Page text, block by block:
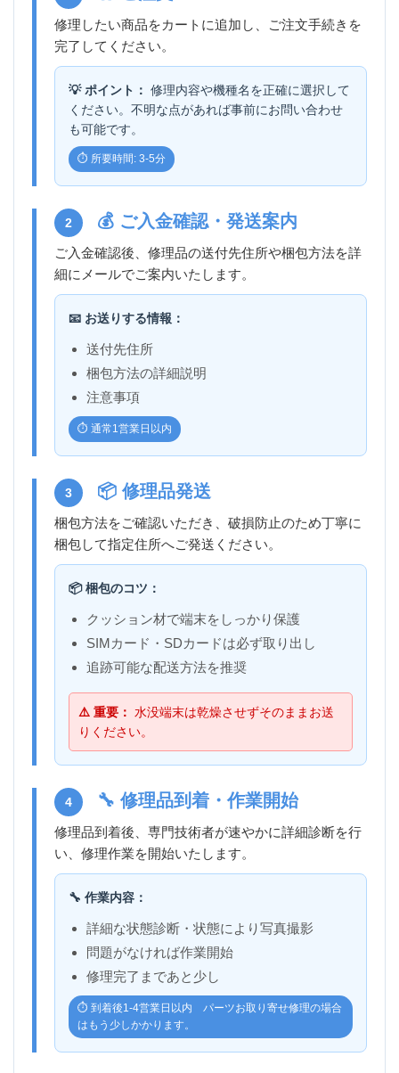
修理したい商品をカートに追加し、ご注文手続きを
完了してください。
💡 ポイント： 修理内容や機種名を正確に選択して
ください。不明な点があれば事前にお問い合わせ
も可能です。
⏱️ 所要時間: 3-5分
2 💰 ご入金確認・発送案内
ご入金確認後、修理品の送付先住所や梱包方法を詳
細にメールでご案内いたします。
📧 お送りする情報：
送付先住所
梱包方法の詳細説明
注意事項
⏱️ 通常1営業日以内
3 📦 修理品発送
梱包方法をご確認いただき、破損防止のため丁寧に
梱包して指定住所へご発送ください。
📦 梱包のコツ：
クッション材で端末をしっかり保護
SIMカード・SDカードは必ず取り出し
追跡可能な配送方法を推奨
⚠️ 重要： 水没端末は乾燥させずそのままお送
りください。
4 🔧 修理品到着・作業開始
修理品到着後、専門技術者が速やかに詳細診断を行
い、修理作業を開始いたします。
🔧 作業内容：
詳細な状態診断・状態により写真撮影
問題がなければ作業開始
修理完了まであと少し
⏱️ 到着後1-4営業日以内 パーツお取り寄せ修理の場合
はもう少しかかります。